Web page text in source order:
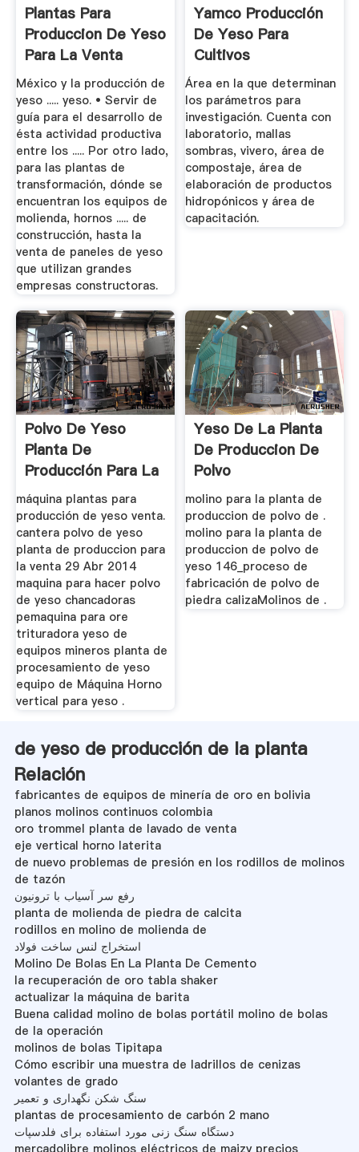
Plantas Para
Produccion De Yeso
Para La Venta
México y la producción de
yeso ..... yeso. • Servir de
guía para el desarrollo de
ésta actividad productiva
entre los ..... Por otro lado,
para las plantas de
transformación, dónde se
encuentran los equipos de
molienda, hornos ..... de
construcción, hasta la
venta de paneles de yeso
que utilizan grandes
empresas constructoras.
Yamco Producción
De Yeso Para
Cultivos
Sustentables.
Área en la que determinan
los parámetros para
investigación. Cuenta con
laboratorio, mallas
sombras, vivero, área de
compostaje, área de
elaboración de productos
hidropónicos y área de
capacitación.
Polvo De Yeso
Planta De
Producción Para La
Venta
máquina plantas para
producción de yeso venta.
cantera polvo de yeso
planta de produccion para
la venta 29 Abr 2014
maquina para hacer polvo
de yeso chancadoras
pemaquina para ore
trituradora yeso de
equipos mineros planta de
procesamiento de yeso
equipo de Máquina Horno
vertical para yeso .
Yeso De La Planta
De Produccion De
Polvo
molino para la planta de
produccion de polvo de .
molino para la planta de
produccion de polvo de
yeso 146_proceso de
fabricación de polvo de
piedra calizaMolinos de .
de yeso de producción de la planta
Relación
fabricantes de equipos de minería de oro en bolivia
planos molinos continuos colombia
oro trommel planta de lavado de venta
eje vertical horno laterita
de nuevo problemas de presión en los rodillos de molinos
de tazón
رفع سر آسیاب با ترونیون
planta de molienda de piedra de calcita
rodillos en molino de molienda de
استخراج لنس ساخت فولاد
Molino De Bolas En La Planta De Cemento
la recuperación de oro tabla shaker
actualizar la máquina de barita
Buena calidad molino de bolas portátil molino de bolas
de la operación
molinos de bolas Tipitapa
Cómo escribir una muestra de ladrillos de cenizas
volantes de grado
سنگ شکن نگهداری و تعمیر
plantas de procesamiento de carbón 2 mano
دستگاه سنگ زنی مورد استفاده برای فلدسپات
mercadolibre molinos eléctricos de maizy precios